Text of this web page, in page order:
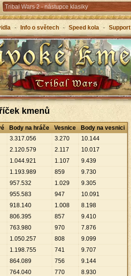
Tribal Wars 2 - nástupce klasiky
Forge of Empires – strategicky napříč věky
Grepolis – vybuduj svou říši v antickém Řecku
- Info o světech - Speed kola - Support
kmenů
Body na hráče Vesnice
Body na vesnici
3.317.056 3.270 10.144
2.120.579 2.117 10.017
1.044.921 1.107 9.439
1.193.989 859 9.730
957.532 1.029 9.305
955.583 947 10.091
918.140 1.008 8.198
806.395 857 9.410
763.980 970 7.876
1.050.257 808 9.099
1.198.755 741 9.707
864.089 756 9.144
764.040 770 8.930